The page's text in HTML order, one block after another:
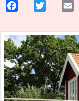
Facebook Twitter